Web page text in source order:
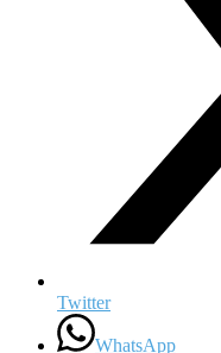
Twitter
WhatsApp